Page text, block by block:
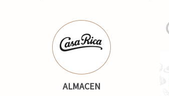
r
:
ALMACEN